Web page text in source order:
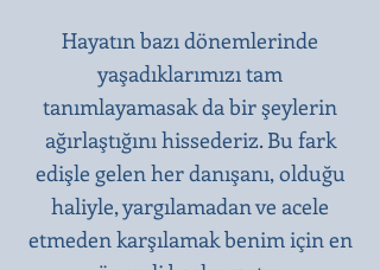
Hayatın bazı dönemlerinde
yaşadıklarımızı tam
tanımlayamasak da bir şeylerin
ağırlaştığını hissederiz. Bu fark
edişle gelen her danışanı, olduğu
haliyle, yargılamadan ve acele
etmeden karşılamak benim için en